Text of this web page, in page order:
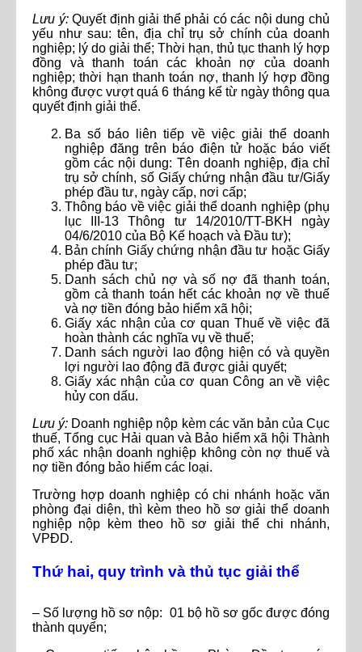
Lưu ý:Quyết định giải thể phải có các nội dung chủ
yếu như sau: tên, địa chỉ trụ sở chính của doanh
nghiệp; lý do giải thể; Thời hạn, thủ tục thanh lý hợp
đồng và thanh toán các khoản nợ của doanh
nghiệp; thời hạn thanh toán nợ, thanh lý hợp đồng
không được vượt quá 6 tháng kể từ ngày thông qua
quyết định giải thể.
Ba số báo liên tiếp về việc giải thể doanh
nghiệp đăng trên báo điện tử hoặc báo viết
gồm các nội dung: Tên doanh nghiệp, địa chỉ
trụ sở chính, số Giấy chứng nhận đầu tư/Giấy
phép đầu tư, ngày cấp, nơi cấp;
Thông báo về việc giải thể doanh nghiệp (phụ
lục III-13 Thông tư 14/2010/TT-BKH ngày
04/6/2010 của Bộ Kế hoạch và Đầu tư);
Bản chính Giấy chứng nhận đầu tư hoặc Giấy
phép đầu tư;
Danh sách chủ nợ và số nợ đã thanh toán,
gồm cả thanh toán hết các khoản nợ về thuế
và nợ tiền đóng bảo hiểm xã hội;
Giấy xác nhận của cơ quan Thuế về việc đã
hoàn thành các nghĩa vụ về thuế;
Danh sách người lao động hiện có và quyền
lợi người lao động đã được giải quyết;
Giấy xác nhận của cơ quan Công an về việc
hủy con dấu.
Lưu ý: Doanh nghiệp nộp kèm các văn bản của Cục
thuế, Tổng cục Hải quan và Bảo hiểm xã hội Thành
phố xác nhận doanh nghiệp không còn nợ thuế và
nợ tiền đóng bảo hiểm các loại.
Trường hợp doanh nghiệp có chi nhánh hoặc văn
phòng đại diện, thì kèm theo hồ sơ giải thể doanh
nghiệp nộp kèm theo hồ sơ giải thể chi nhánh,
VPĐD.
Thứ hai, quy trình và thủ tục giải thể
– Số lượng hồ sơ nộp: 01 bộ hồ sơ gốc được đóng
thành quyển;